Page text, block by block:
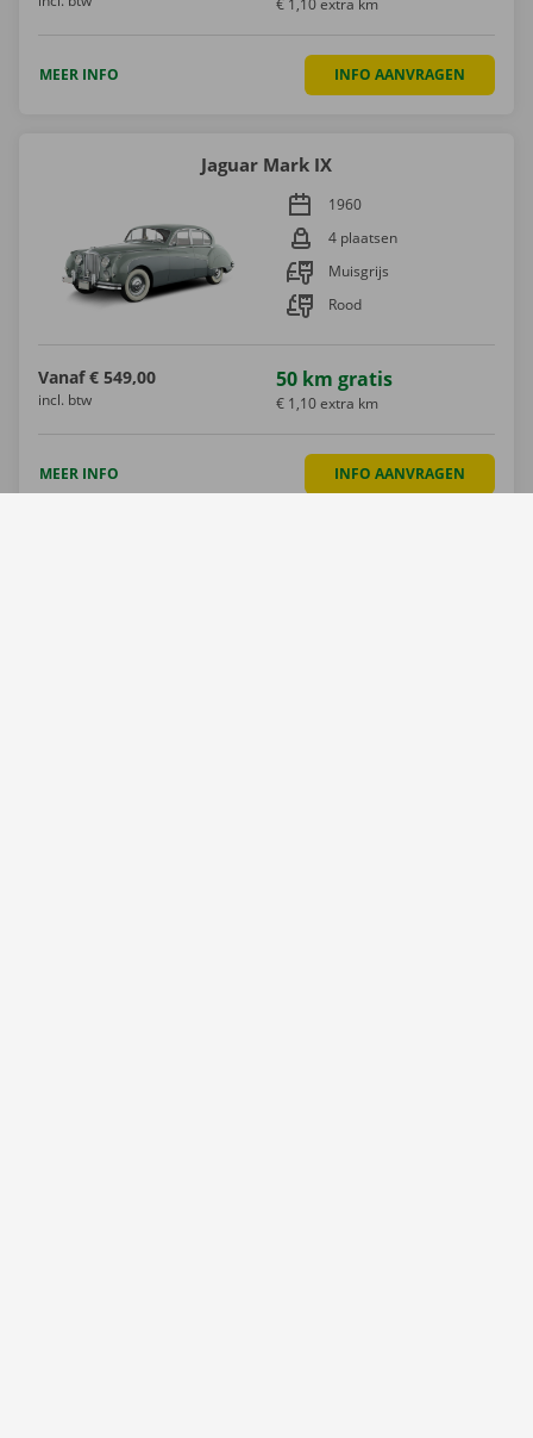
€ 1,10 extra km
MEER INFO INFO AANVRAGEN
Jaguar Mark IX
1960
4 plaatsen
Muisgrijs
Rood
Vanaf € 549,00
incl. btw
50 km gratis
€ 1,10 extra km
MEER INFO INFO AANVRAGEN